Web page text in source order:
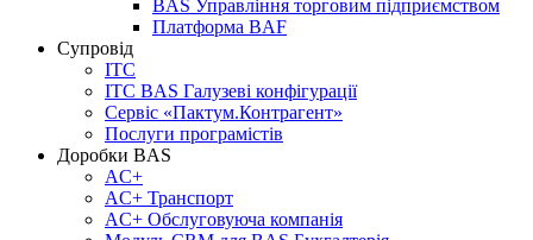
BAS Управління торговим підприємством
Платформа BAF
Супровід
ІТС
ІТС BAS Галузеві конфігурації
Сервіс «Пактум.Контрагент»
Послуги програмістів
Доробки BAS
AC+
AC+ Транспорт
AC+ Обслуговуюча компанія